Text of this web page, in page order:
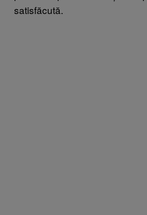
satisfăcută.